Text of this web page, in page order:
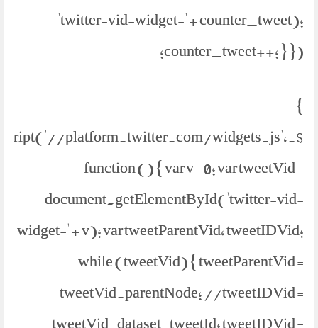
'twitter-vid-widget-' + counter_tweet);
counter_tweet++; } });
}
platform.twitter.com/widgets.js',
function () { var v = 0; var tweetVid =
document.getElementById('twitter-vid-
widget-' + v); var tweetParentVid, tweetIDVid;
while (tweetVid) { tweetParentVid =
tweetVid.parentNode; //tweetIDVid =
tweetVid.dataset.tweetId; tweetIDVid =